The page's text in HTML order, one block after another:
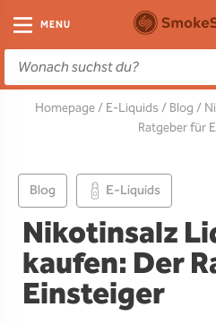
MENU E-Zigarette
E-Zigaretten Starter-Sets
Einweg
Clearomizer
Coils
Akkus
Einweg
Einweg Vape
Einweg Pod
Liquids
E-Liquid
Aromen
Base
Zubehör
Clearomizer
Coils
Driptips
Akkus
Ladegeräte
DIY
Aromen
Wick & Coils
Liquid Flaschen
Homepage/E-Liquids/Blog/
Ratgeber für
Blog E-Liquids
Nikotinsalz
kaufen: Der
Einsteiger